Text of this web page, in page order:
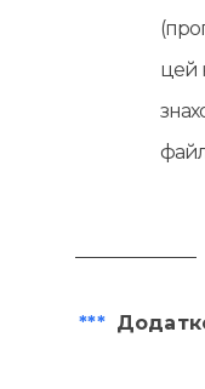
цей
***